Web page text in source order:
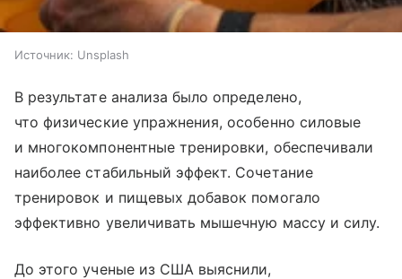
Источник: Unsplash
В результате анализа было определено,
что физические упражнения, особенно силовые
и многокомпонентные тренировки, обеспечивали
наиболее стабильный эффект. Сочетание
тренировок и пищевых добавок помогало
эффективно увеличивать мышечную массу и силу.
До этого ученые из США выяснили,